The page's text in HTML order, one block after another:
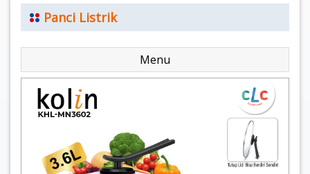
Panci Listrik
Menu